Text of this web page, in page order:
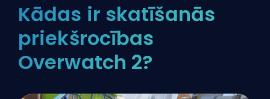
Kādas ir skatīšanās
priekšrocības
Overwatch 2?